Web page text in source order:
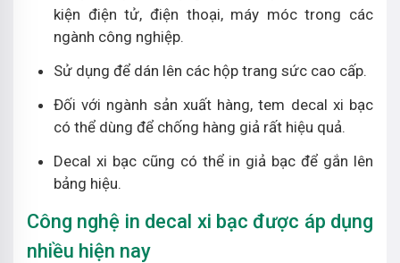
kiện điện tử, điện thoại, máy móc trong các
ngành công nghiệp.
Sử dụng để dán lên các hộp trang sức cao cấp.
Đối với ngành sản xuất hàng, tem decal xi bạc
có thể dùng để chống hàng giả rất hiệu quả.
Decal xi bạc cũng có thể in giả bạc để gắn lên
bảng hiệu.
Công nghệ in decal xi bạc được áp dụng
nhiều hiện nay